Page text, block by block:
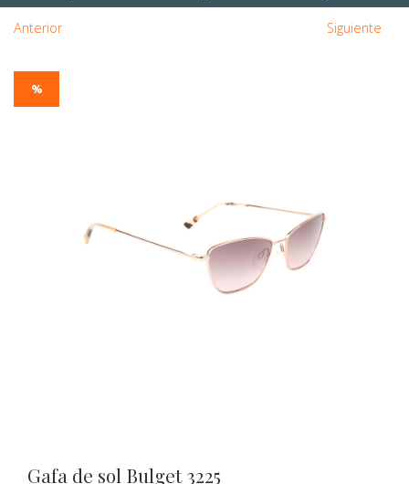
Anterior Siguiente
Gafa de sol Bulget 3225
%